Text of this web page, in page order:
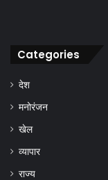
Categories
देश
मनोरंजन
खेल
व्यापार
राज्य